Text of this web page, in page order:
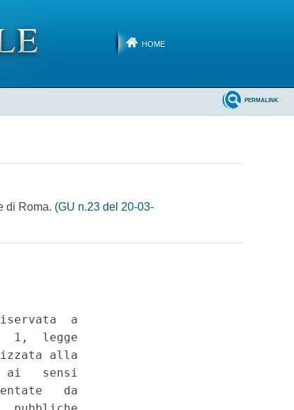
HOME
PERMALINK
di Roma. (GU n.23 del 20-03-